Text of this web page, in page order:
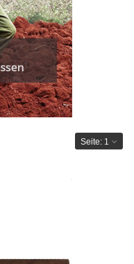
Seite: 1
Format: Toro